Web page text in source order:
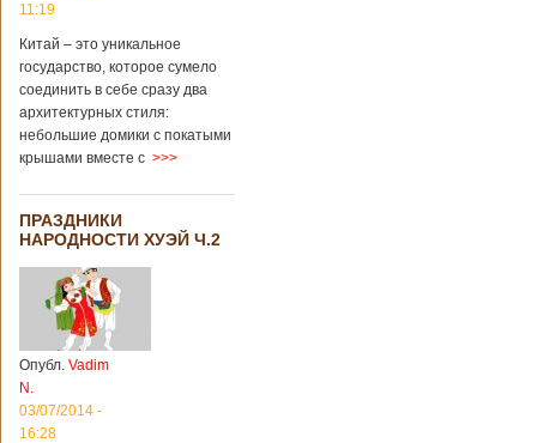
11:19
Китай – это уникальное
государство, которое сумело
соединить в себе сразу два
архитектурных стиля:
небольшие домики с покатыми
крышами вместе с >>>
ПРАЗДНИКИ
НАРОДНОСТИ ХУЭЙ Ч.2
Опубл. Vadim
N.
03/07/2014 -
16:28